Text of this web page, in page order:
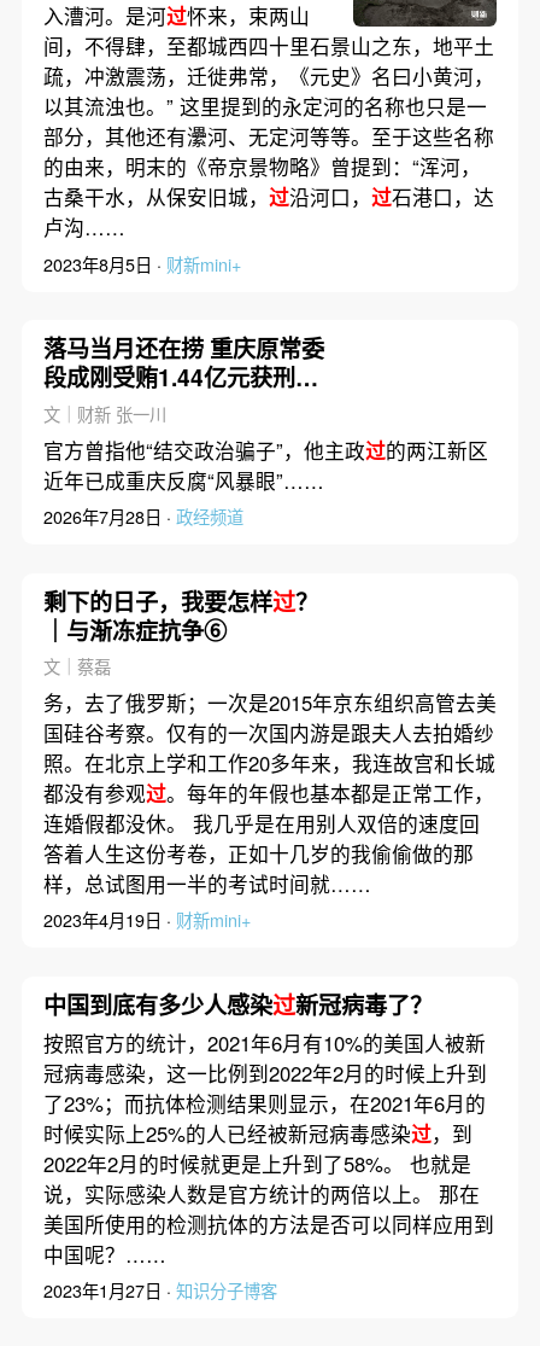
入漕河。是河过怀来，束两山
间，不得肆，至都城西四十里石景山之东，地平土
疏，冲激震荡，迁徙弗常，《元史》名曰小黄河，
以其流浊也。” 这里提到的永定河的名称也只是一
部分，其他还有㶟河、无定河等等。至于这些名称
的由来，明末的《帝京景物略》曾提到：“浑河，
古桑干水，从保安旧城， 过沿河口， 过石港口，达
卢沟……
2023年8月5日 · 财新mini+
落马当月还在捞 重庆原常委
段成刚受贿1.44亿元获刑无
期
文｜财新 张一川
官方曾指他“结交政治骗子”，他主政过的两江新区
近年已成重庆反腐“风暴眼”……
2026年7月28日 · 政经频道
剩下的日子，我要怎样过？
｜与渐冻症抗争⑥
文｜蔡磊
务，去了俄罗斯；一次是2015年京东组织高管去美
国硅谷考察。仅有的一次国内游是跟夫人去拍婚纱
照。在北京上学和工作20多年来，我连故宫和长城
都没有参观过。每年的年假也基本都是正常工作，
连婚假都没休。 我几乎是在用别人双倍的速度回
答着人生这份考卷，正如十几岁的我偷偷做的那
样，总试图用一半的考试时间就……
2023年4月19日 · 财新mini+
中国到底有多少人感染过新冠病毒了？
按照官方的统计，2021年6月有10%的美国人被新
冠病毒感染，这一比例到2022年2月的时候上升到
了23%；而抗体检测结果则显示，在2021年6月的
时候实际上25%的人已经被新冠病毒感染过，到
2022年2月的时候就更是上升到了58%。 也就是
说，实际感染人数是官方统计的两倍以上。 那在
美国所使用的检测抗体的方法是否可以同样应用到
中国呢？……
2023年1月27日 · 知识分子博客